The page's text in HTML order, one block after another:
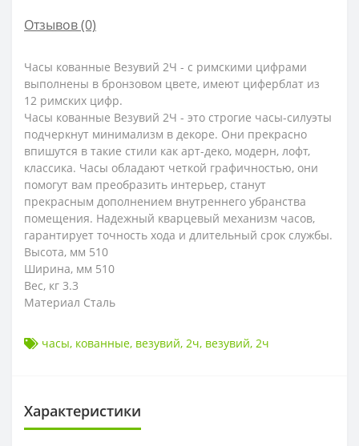
Отзывов (0)
Часы кованные Везувий 2Ч - с римскими цифрами
выполнены в бронзовом цвете, имеют циферблат из
12 римских цифр.
Часы кованные Везувий 2Ч - это строгие часы-силуэты
подчеркнут минимализм в декоре. Они прекрасно
впишутся в такие стили как арт-деко, модерн, лофт,
классика. Часы обладают четкой графичностью, они
помогут вам преобразить интерьер, станут
прекрасным дополнением внутреннего убранства
помещения. Надежный кварцевый механизм часов,
гарантирует точность хода и длительный срок службы.
Высота, мм 510
Ширина, мм 510
Вес, кг 3.3
Материал Сталь
часы, кованные, везувий, 2ч, везувий, 2ч
Характеристики